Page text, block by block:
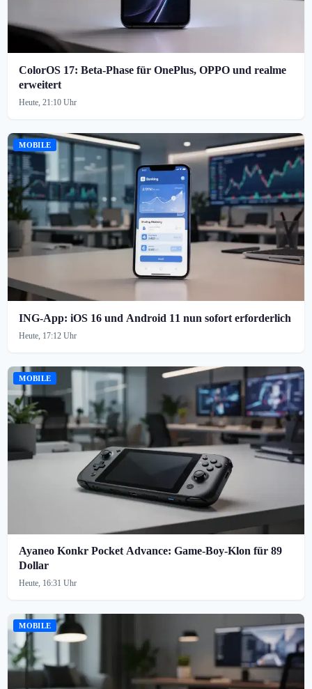
ColorOS 17: Beta-Phase für OnePlus, OPPO und realme
erweitert
Heute, 21:10 Uhr
MOBILE
ING-App: iOS 16 und Android 11 nun sofort erforderlich
Heute, 17:12 Uhr
MOBILE
Ayaneo Konkr Pocket Advance: Game-Boy-Klon für 89
Dollar
Heute, 16:31 Uhr
MOBILE